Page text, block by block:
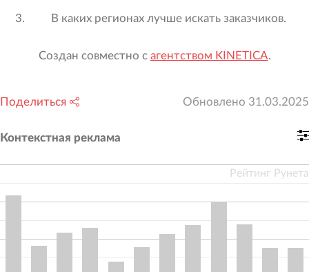
В каких регионах лучше искать заказчиков.
Создан совместно с агентством KINETICA.
Поделиться Обновлено 31.03.2025
Контекстная реклама
Рейтинг Рунета